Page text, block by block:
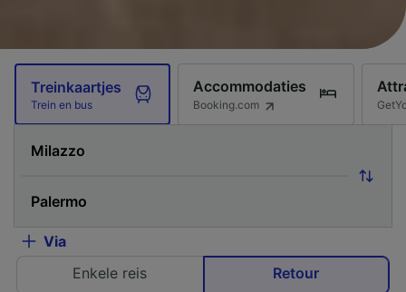
Treinkaartjes
Trein en bus
Accommodaties
Booking.com
Via
Enkele reis
Retour